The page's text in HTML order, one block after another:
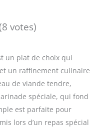
votes)
un plat de choix qui
un raffinement culinaire
de viande tendre,
spéciale, qui fond
est parfaite pour
lors d’un repas spécial